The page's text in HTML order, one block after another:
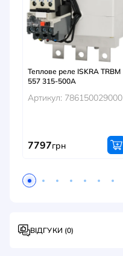
Теплове реле ISKRA TRBM
557 315-500A
Артикул: 786150029000
7797грн
ВІДГУКИ (0)